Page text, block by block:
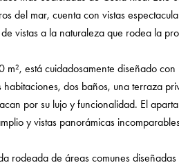
del mar, cuenta con vistas
vistas a la naturaleza que rodea la
está cuidadosamente diseñado
dos baños, una terraza
por su lujo y funcionalidad. El
y vistas panorámicas
rodeada de áreas comunes